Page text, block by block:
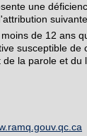
une
de 12 ans
susceptible de
la parole et du